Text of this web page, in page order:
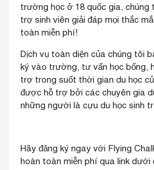
trường học ở 18 quốc gia, chúng
trợ sinh viên giải đáp mọi thắc
toàn miễn phí!
Dịch vụ toàn diện của chúng tôi
ký vào trường, tư vấn học bổng,
trợ trong suốt thời gian du học
được hỗ trợ bởi các chuyên gia
những người là cựu du học sinh
Hãy đăng ký ngay với Flying
hoàn toàn miễn phí qua link dưới